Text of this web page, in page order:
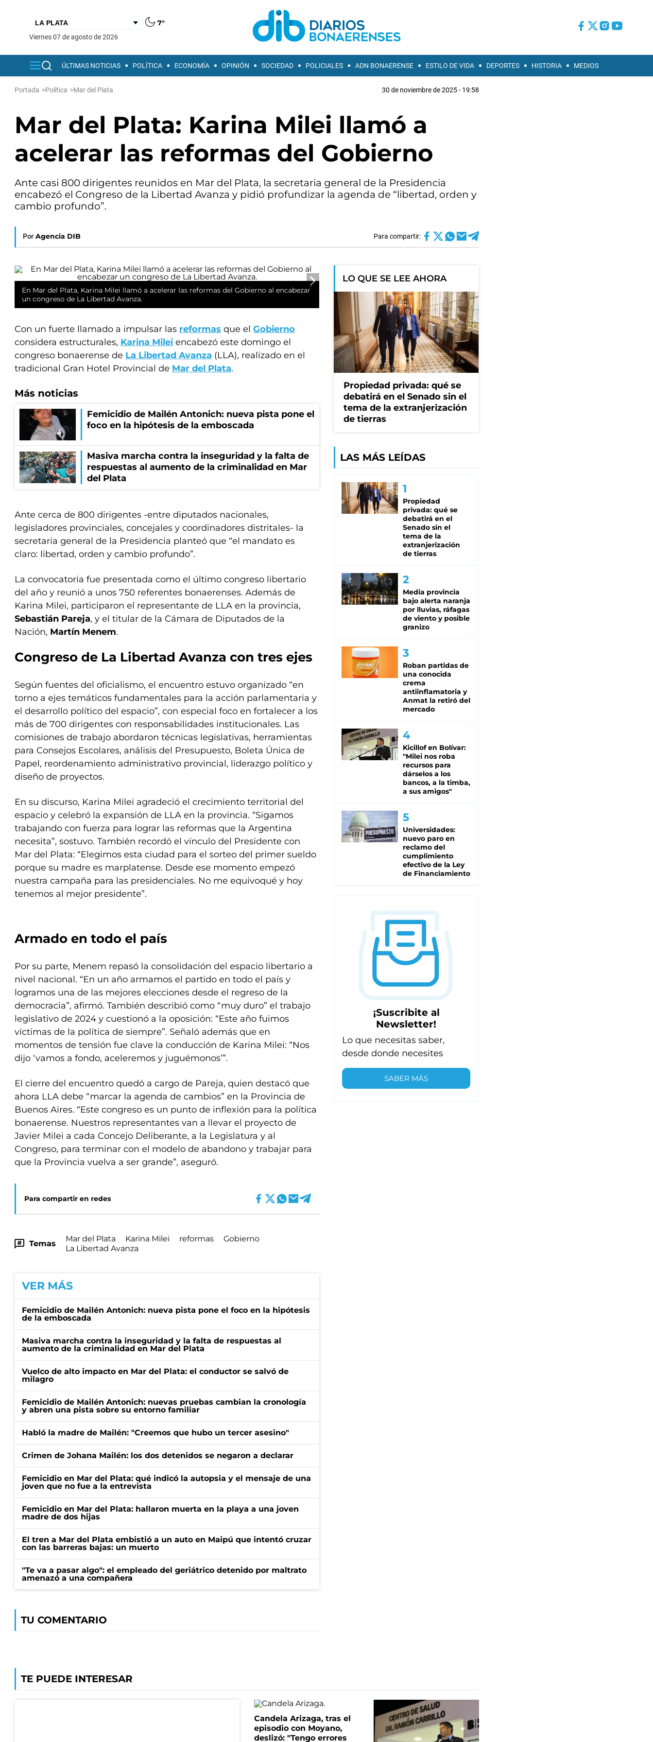
7°
viernes 07 de agosto de 2026
ÚLTIMAS NOTICIAS POLÍTICA ECONOMÍA OPINIÓN SOCIEDAD POLICIALES ADN BONAERENSE ESTILO DE VIDA DEPORTES HISTORIA MEDIOS
Portada >Política >Mar del Plata 30 de noviembre de 2025 - 19:58
Mar del Plata: Karina Milei llamó a
acelerar las reformas del Gobierno
Ante casi 800 dirigentes reunidos en Mar del Plata, la secretaria general de la Presidencia
encabezó el Congreso de la Libertad Avanza y pidió profundizar la agenda de “libertad, orden y
cambio profundo”.
Por Agencia DIB Para compartir:
En Mar del Plata, Karina Milei llamó a acelerar las reformas del Gobierno al encabezar
un congreso de La Libertad Avanza.
Con un fuerte llamado a impulsar las reformas que el Gobierno
considera estructurales, Karina Milei encabezó este domingo el
congreso bonaerense de La Libertad Avanza (LLA), realizado en el
tradicional Gran Hotel Provincial de Mar del Plata.
Más noticias
Femicidio de Mailén Antonich: nueva pista pone el
foco en la hipótesis de la emboscada
Masiva marcha contra la inseguridad y la falta de
respuestas al aumento de la criminalidad en Mar
del Plata
Ante cerca de 800 dirigentes -entre diputados nacionales,
legisladores provinciales, concejales y coordinadores distritales- la
secretaria general de la Presidencia planteó que “el mandato es
claro: libertad, orden y cambio profundo”.
La convocatoria fue presentada como el último congreso libertario
del año y reunió a unos 750 referentes bonaerenses. Además de
Karina Milei, participaron el representante de LLA en la provincia,
Sebastián Pareja, y el titular de la Cámara de Diputados de la
Nación, Martín Menem.
Congreso de La Libertad Avanza con tres ejes
Según fuentes del oficialismo, el encuentro estuvo organizado “en
torno a ejes temáticos fundamentales para la acción parlamentaria y
el desarrollo político del espacio”, con especial foco en fortalecer a los
más de 700 dirigentes con responsabilidades institucionales. Las
comisiones de trabajo abordaron técnicas legislativas, herramientas
para Consejos Escolares, análisis del Presupuesto, Boleta Única de
Papel, reordenamiento administrativo provincial, liderazgo político y
diseño de proyectos.
En su discurso, Karina Milei agradeció el crecimiento territorial del
espacio y celebró la expansión de LLA en la provincia. “Sigamos
trabajando con fuerza para lograr las reformas que la Argentina
necesita”, sostuvo. También recordó el vínculo del Presidente con
Mar del Plata: “Elegimos esta ciudad para el sorteo del primer sueldo
porque su madre es marplatense. Desde ese momento empezó
nuestra campaña para las presidenciales. No me equivoqué y hoy
tenemos al mejor presidente”.
Armado en todo el país
Por su parte, Menem repasó la consolidación del espacio libertario a
nivel nacional. “En un año armamos el partido en todo el país y
logramos una de las mejores elecciones desde el regreso de la
democracia”, afirmó. También describió como “muy duro” el trabajo
legislativo de 2024 y cuestionó a la oposición: “Este año fuimos
víctimas de la política de siempre”. Señaló además que en
momentos de tensión fue clave la conducción de Karina Milei: “Nos
dijo ‘vamos a fondo, aceleremos y juguémonos’”.
El cierre del encuentro quedó a cargo de Pareja, quien destacó que
ahora LLA debe “marcar la agenda de cambios” en la Provincia de
Buenos Aires. “Este congreso es un punto de inflexión para la política
bonaerense. Nuestros representantes van a llevar el proyecto de
Javier Milei a cada Concejo Deliberante, a la Legislatura y al
Congreso, para terminar con el modelo de abandono y trabajar para
que la Provincia vuelva a ser grande”, aseguró.
Para compartir en redes
Temas
Mar del Plata Karina Milei reformas
Gobierno
La Libertad Avanza
VER MÁS
Femicidio de Mailén Antonich: nueva pista pone el foco en la hipótesis
de la emboscada
Masiva marcha contra la inseguridad y la falta de respuestas al
aumento de la criminalidad en Mar del Plata
Vuelco de alto impacto en Mar del Plata: el conductor se salvó de
milagro
Femicidio de Mailén Antonich: nuevas pruebas cambian la cronología
y abren una pista sobre su entorno familiar
Habló la madre de Mailén: "Creemos que hubo un tercer asesino"
Crimen de Johana Mailén: los dos detenidos se negaron a declarar
Femicidio en Mar del Plata: qué indicó la autopsia y el mensaje de una
joven que no fue a la entrevista
Femicidio en Mar del Plata: hallaron muerta en la playa a una joven
madre de dos hijas
El tren a Mar del Plata embistió a un auto en Maipú que intentó cruzar
con las barreras bajas: un muerto
"Te va a pasar algo": el empleado del geriátrico detenido por maltrato
amenazó a una compañera
TU COMENTARIO
LO QUE SE LEE AHORA
Propiedad privada: qué se
debatirá en el Senado sin el
tema de la extranjerización
de tierras
LAS MÁS LEÍDAS
Propiedad
privada: qué se
debatirá en el
Senado sin el
tema de la
extranjerización
de tierras
Media provincia
bajo alerta naranja
por lluvias, ráfagas
de viento y posible
granizo
Roban partidas de
una conocida
crema
antiinflamatoria y
Anmat la retiró del
mercado
Kicillof en Bolívar:
"Milei nos roba
recursos para
dárselos a los
bancos, a la timba,
a sus amigos"
Universidades:
nuevo paro en
reclamo del
cumplimiento
efectivo de la Ley
de Financiamiento
¡Suscribite al
Newsletter!
Lo que necesitas saber,
desde donde necesites
SABER MÁS
TE PUEDE INTERESAR
Candela Arizaga, tras el
episodio con Moyano,
deslizó: "Tengo errores